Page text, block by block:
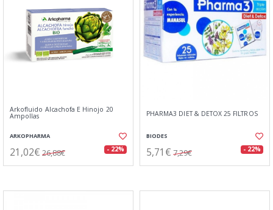
Arkofluido Alcachofa E Hinojo 20
Ampollas
ARKOPHARMA
21,02€ 26,88€ - 22%
PHARMA3 DIET & DETOX 25 FILTROS
BIODES
5,71€ 7,29€ - 22%